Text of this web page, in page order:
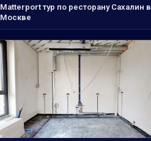
Matterport тур по ресторану Сахалин в
Москве